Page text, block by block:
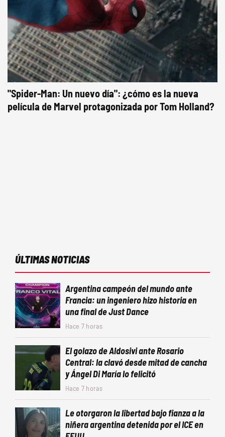
"Spider-Man: Un nuevo día": ¿cómo es la nueva
película de Marvel protagonizada por Tom Holland?
ÚLTIMAS NOTICIAS
Argentina campeón del mundo ante
Francia: un ingeniero hizo historia en
una final de Just Dance
Hace 7 horas
El golazo de Aldosivi ante Rosario
Central: la clavó desde mitad de cancha
y Ángel Di María lo felicitó
Hace 7 horas
Le otorgaron la libertad bajo fianza a la
niñera argentina detenida por el ICE en